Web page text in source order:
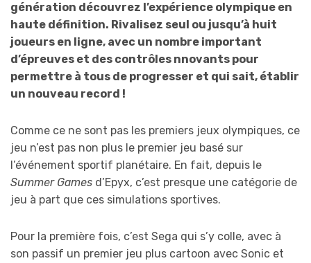
génération découvrez l’expérience olympique en
haute définition. Rivalisez seul ou jusqu’à huit
joueurs en ligne, avec un nombre important
d’épreuves et des contrôles nnovants pour
permettre à tous de progresser et qui sait, établir
un nouveau record !
Comme ce ne sont pas les premiers jeux olympiques, ce
jeu n’est pas non plus le premier jeu basé sur
l’événement sportif planétaire. En fait, depuis le
Summer Games d’Epyx, c’est presque une catégorie de
jeu à part que ces simulations sportives.
Pour la première fois, c’est Sega qui s’y colle, avec à
son passif un premier jeu plus cartoon avec Sonic et